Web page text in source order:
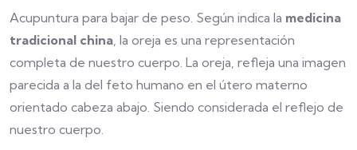
Acupuntura para bajar de peso. Según indica la medicina
tradicional china, la oreja es una representación
completa de nuestro cuerpo. La oreja, refleja una imagen
parecida a la del feto humano en el útero materno
orientado cabeza abajo. Siendo considerada el reflejo de
nuestro cuerpo.